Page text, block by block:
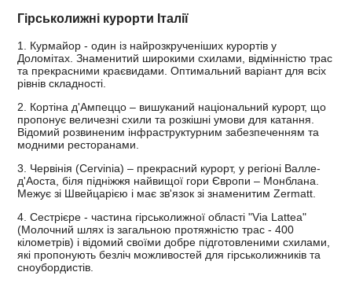
Гірськолижні курорти Італії
1. Курмайор - один із найрозкрученіших курортів у
Доломітах. Знаменитий широкими схилами, відмінністю трас
та прекрасними краєвидами. Оптимальний варіант для всіх
рівнів складності.
2. Кортіна д'Ампеццо – вишуканий національний курорт, що
пропонує величезні схили та розкішні умови для катання.
Відомий розвиненим інфраструктурним забезпеченням та
модними ресторанами.
3. Червінія (Cervinia) – прекрасний курорт, у регіоні Валле-
д'Аоста, біля підніжжя найвищої гори Європи – Монблана.
Межує зі Швейцарією і має зв'язок зі знаменитим Zermatt.
4. Сестрієре - частина гірськолижної області "Via Lattea"
(Молочний шлях із загальною протяжністю трас - 400
кілометрів) і відомий своїми добре підготовленими схилами,
які пропонують безліч можливостей для гірськолижників та
сноубордистів.